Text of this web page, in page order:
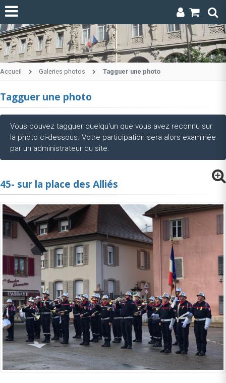
Accueil Galeries photos Tagguer une photo
Tagguer une photo
Vous pouvez tagguer quelqu'un que vous avez reconnu sur
la photo ci-dessous. Votre participation sera alors examinée
par un administrateur du site.
45- sur la place des Alliés